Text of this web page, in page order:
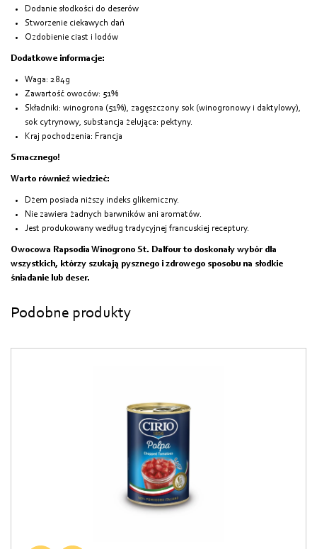
Dodanie słodkości do deserów
Stworzenie ciekawych dań
Ozdobienie ciast i lodów
Dodatkowe informacje:
Waga: 284g
Zawartość owoców: 51%
Składniki: winogrona (51%), zagęszczony sok (winogronowy i daktylowy),
sok cytrynowy, substancja żelująca: pektyny.
Kraj pochodzenia: Francja
Smacznego!
Warto również wiedzieć:
Dżem posiada niższy indeks glikemiczny.
Nie zawiera żadnych barwników ani aromatów.
Jest produkowany według tradycyjnej francuskiej receptury.
Owocowa Rapsodia Winogrono St. Dalfour to doskonały wybór dla
wszystkich, którzy szukają pysznego i zdrowego sposobu na słodkie
śniadanie lub deser.
Podobne produkty